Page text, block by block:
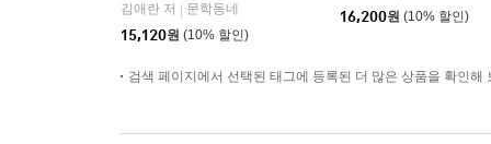
김애란 저
문학동네
15,120원 (10% 할인)
16,200원 (10% 할인)
검색 페이지에서 선택된 태그에 등록된 더 많은 상품을 확인해